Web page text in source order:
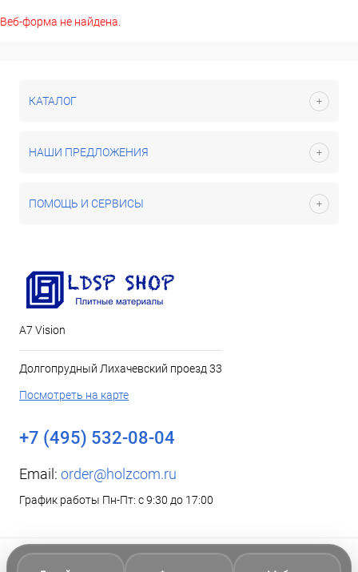
Веб-форма не найдена.
КАТАЛОГ
НАШИ ПРЕДЛОЖЕНИЯ
ПОМОЩЬ И СЕРВИСЫ
А7 Vision
Долгопрудный Лихачевский проезд 33
Посмотреть на карте
+7 (495) 532-08-04
Email: order@holzcom.ru
График работы Пн-Пт: с 9:30 до 17:00